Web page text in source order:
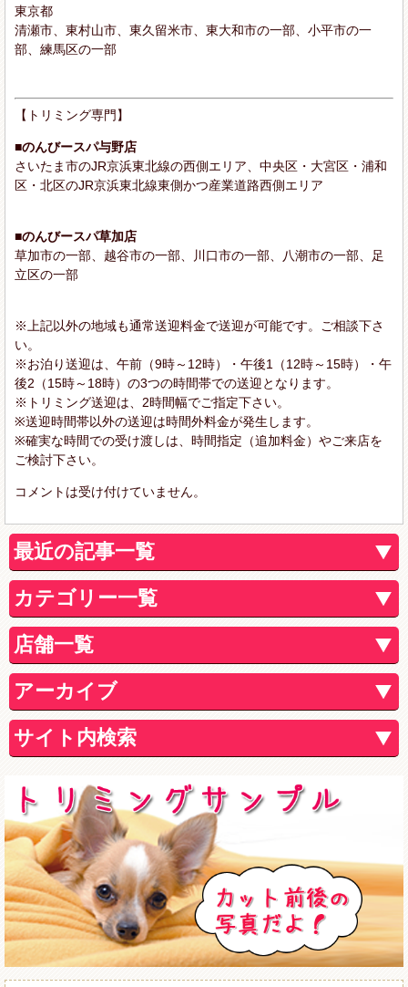
東京都
清瀬市、東村山市、東久留米市、東大和市の一部、小平市の一
部、練馬区の一部
【トリミング専門】
■のんびースパ与野店
さいたま市のJR京浜東北線の西側エリア、中央区・大宮区・浦和
区・北区のJR京浜東北線東側かつ産業道路西側エリア
■のんびースパ草加店
草加市の一部、越谷市の一部、川口市の一部、八潮市の一部、足
立区の一部
※上記以外の地域も通常送迎料金で送迎が可能です。ご相談下さ
い。
※お泊り送迎は、午前（9時～12時）・午後1（12時～15時）・午
後2（15時～18時）の3つの時間帯での送迎となります。
※トリミング送迎は、2時間幅でご指定下さい。
※送迎時間帯以外の送迎は時間外料金が発生します。
※確実な時間での受け渡しは、時間指定（追加料金）やご来店を
ご検討下さい。
コメントは受け付けていません。
最近の記事一覧
カテゴリー一覧
店舗一覧
アーカイブ
サイト内検索